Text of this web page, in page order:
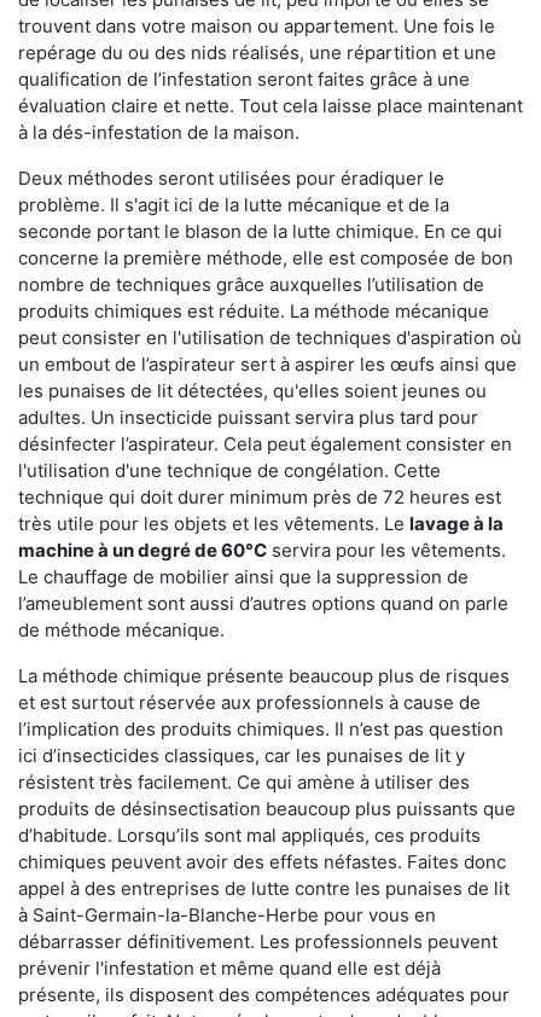
trouvent dans votre maison ou appartement. Une fois le
repérage du ou des nids réalisés, une répartition et une
qualification de l’infestation seront faites grâce à une
évaluation claire et nette. Tout cela laisse place maintenant
à la dés-infestation de la maison.
Deux méthodes seront utilisées pour éradiquer le
problème. Il s'agit ici de la lutte mécanique et de la
seconde portant le blason de la lutte chimique. En ce qui
concerne la première méthode, elle est composée de bon
nombre de techniques grâce auxquelles l’utilisation de
produits chimiques est réduite. La méthode mécanique
peut consister en l'utilisation de techniques d'aspiration où
un embout de l’aspirateur sert à aspirer les œufs ainsi que
les punaises de lit détectées, qu'elles soient jeunes ou
adultes. Un insecticide puissant servira plus tard pour
désinfecter l’aspirateur. Cela peut également consister en
l'utilisation d'une technique de congélation. Cette
technique qui doit durer minimum près de 72 heures est
très utile pour les objets et les vêtements. Le lavage à la
machine à un degré de 60°C servira pour les vêtements.
Le chauffage de mobilier ainsi que la suppression de
l’ameublement sont aussi d’autres options quand on parle
de méthode mécanique.
La méthode chimique présente beaucoup plus de risques
et est surtout réservée aux professionnels à cause de
l’implication des produits chimiques. Il n’est pas question
ici d’insecticides classiques, car les punaises de lit y
résistent très facilement. Ce qui amène à utiliser des
produits de désinsectisation beaucoup plus puissants que
d’habitude. Lorsqu’ils sont mal appliqués, ces produits
chimiques peuvent avoir des effets néfastes. Faites donc
appel à des entreprises de lutte contre les punaises de lit
à Saint-Germain-la-Blanche-Herbe pour vous en
débarrasser définitivement. Les professionnels peuvent
prévenir l'infestation et même quand elle est déjà
présente, ils disposent des compétences adéquates pour